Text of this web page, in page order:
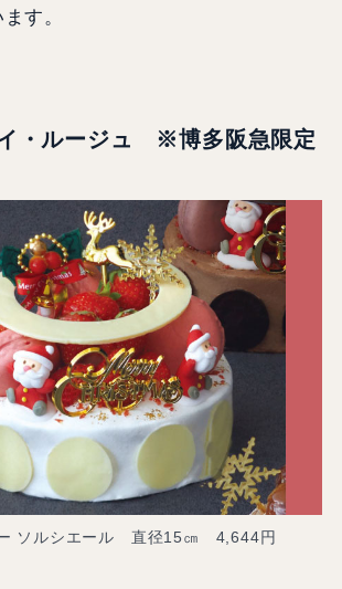
す。
・ルージュ ※博多阪急限定
ソルシエール 直径15㎝ 4,644円